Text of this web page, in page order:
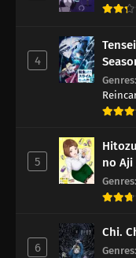
4
Genres:
5
no Aji
Genres:
6
Chi.
Genres: